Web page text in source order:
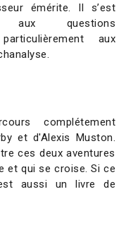
émérite. Il s’est
aux questions
aux
complétement
et d'Alexis Muston.
ces deux aventures
et qui se croise. Si ce
aussi un livre de